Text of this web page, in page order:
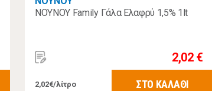
ΝΟΥΝΟΥ Family Γάλα Ελαφρύ 1,5% 1lt
2,02 €
2,02€/λίτρο ΣΤΟ ΚΑΛΑΘΙ